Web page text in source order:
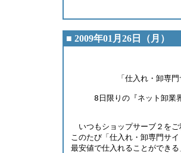
■ 2009年01月26日（月）
「仕入れ・卸専門サ
8日限りの『ネット卸業
いつもショップサーブ２を
このたび「仕入れ・卸専門サ
最安値で仕入れることがで